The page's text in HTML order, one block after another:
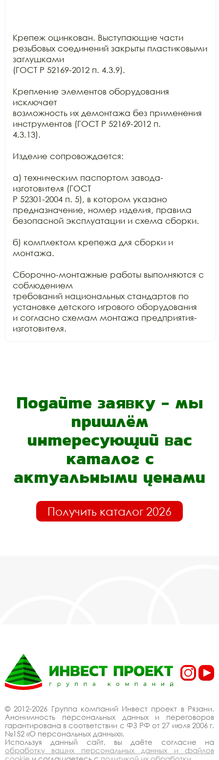
Крепеж оцинкован. Выступающие части
резьбовых соединений закрыты пластиковыми
заглушками
(ГОСТ Р 52169-2012 п. 4.3.9).
Крепление элементов оборудования
исключает
возможность их демонтажа без применения
инструментов (ГОСТ Р 52169-2012 п.
4.3.13).
Изделие сопровождается:
а) техническим паспортом завода-
изготовителя (ГОСТ
Р 52301-2004 п. 5), в котором указано
предназначение, номер изделия, правила
безопасной эксплуатации и схема сборки.
б) комплектом крепежа для сборки и
монтажа.
Сборочно-монтажные работы выполняются с
соблюдением
требований национальных стандартов по
установке детского игрового оборудования
и согласно схемам монтажа предприятия-
изготовителя.
Подайте заявку - мы
пришлём
интересующий вас
каталог с
актуальными ценами
Получить каталог 2026
© 2012-2026 Группа компаний Инвест проект в Рязани.
Анонимность персональных данных и переговоров
гарантирована в соответствии с ФЗ РФ от 27 июля 2006 г.
№152 «О персональных данных».
Используя данный сайт, вы даёте согласие на
обработку ваших персональных данных и файлов